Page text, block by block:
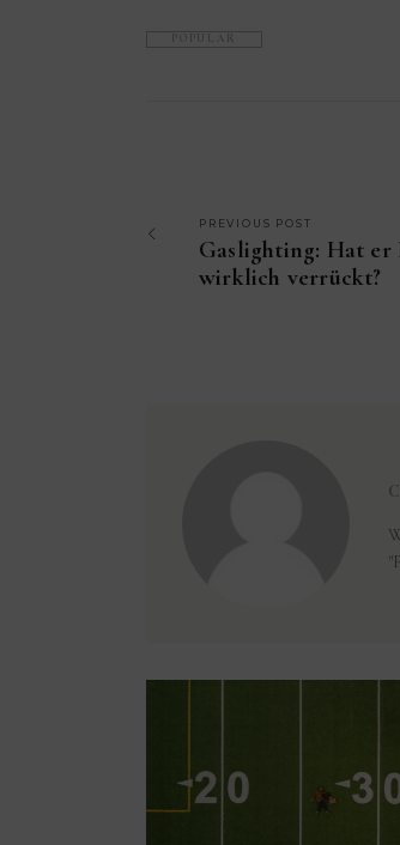
POPULAR
PREVIOUS POST
Gaslighting: Hat er
wirklich verrückt?